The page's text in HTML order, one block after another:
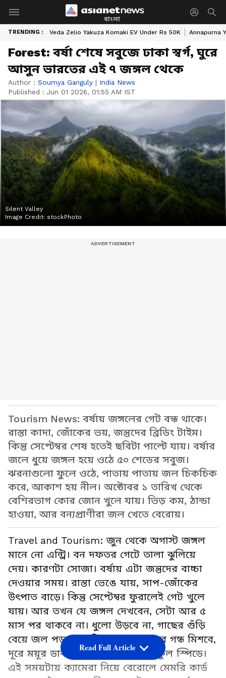
বাংলা
TRENDING : Veda Zelio Yakuza Komaki EV Under Rs 50K Annapurna
Forest: বর্ষা শেষে সবুজে ঢাকা স্বর্গ, ঘুরে
আসুন ভারতের এই ৭ জঙ্গল থেকে
Author : Soumya Ganguly | India News
Published : Jun 01 2026, 01:55 AM IST
Silent Valley
Image Credit: stockPhoto
Tourism News: বর্ষায় জঙ্গলের গেট বন্ধ থাকে।
রাস্তা কাদা, জোঁকের ভয়, জন্তুদের ব্রিডিং টাইম।
কিন্তু সেপ্টেম্বর শেষ হতেই ছবিটা পাল্টে যায়। বর্ষার
জলে ধুয়ে জঙ্গল হয়ে ওঠে ৫০ শেডের সবুজ।
ঝরনাগুলো ফুলে ওঠে, পাতায় পাতায় জল চিকচিক
করে, আকাশ হয় নীল। অক্টোবর ১ তারিখ থেকে
বেশিরভাগ কোর জোন খুলে যায়। ভিড় কম, ঠান্ডা
হাওয়া, আর বন্যপ্রাণীরা জল খেতে বেরোয়।
Travel and Tourism: জুন থেকে অগাস্ট জঙ্গল
মানে নো এন্ট্রি। বন দফতর গেটে তালা ঝুলিয়ে
দেয়। কারণটা সোজা। বর্ষায় এটা জন্তুদের বাচ্চা
দেওয়ার সময়। রাস্তা ভেঙে যায়, সাপ-জোঁকের
উৎপাত বাড়ে। কিন্তু সেপ্টেম্বর ফুরালেই গেট খুলে
যায়। আর তখন যে জঙ্গল দেখবেন, সেটা আর ৫
মাস পর থাকবে না। ধুলো উড়বে না, গাছের গুঁড়ি
বেয়ে জল পড়বে, মাটিতে ভেজা পাতার গন্ধ মিশবে,
দূরে ময়ূর ডাকবে। ঝরনাগুলো তখন ফুল স্পিডে।
এই সময়টায় ক্যামেরা নিয়ে বেরোলে মেমরি কার্ড
Read Full Article